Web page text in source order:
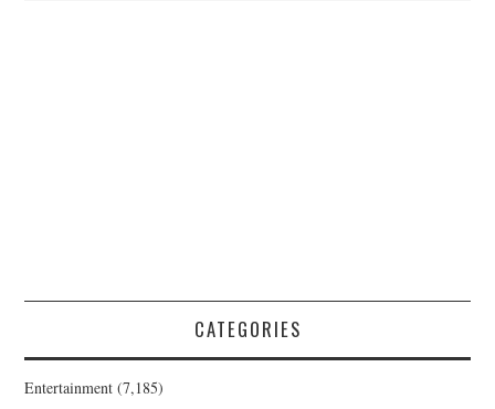
CATEGORIES
Entertainment (7,185)